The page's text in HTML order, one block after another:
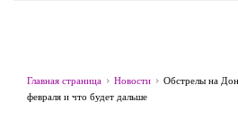
Главная страница Новости
Обстрелы на
февраля и что будет дальше